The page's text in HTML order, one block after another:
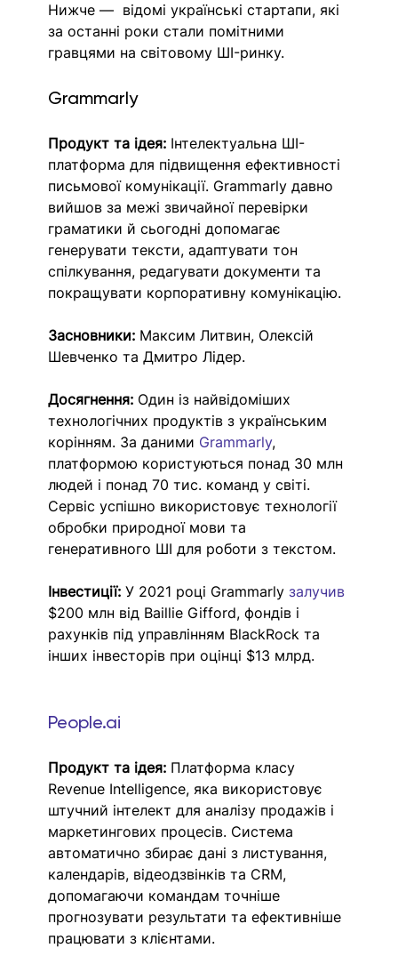
Нижче —  відомі українські стартапи, які
за останні роки стали помітними
гравцями на світовому ШI-ринку.
Grammarly
Продукт та ідея: Інтелектуальна ШI-
платформа для підвищення ефективності
письмової комунікації. Grammarly давно
вийшов за межі звичайної перевірки
граматики й сьогодні допомагає
генерувати тексти, адаптувати тон
спілкування, редагувати документи та
покращувати корпоративну комунікацію.
Засновники: Максим Литвин, Олексій
Шевченко та Дмитро Лідер.
Досягнення: Один із найвідоміших
технологічних продуктів з українським
корінням. За даними Grammarly,
платформою користуються понад 30 млн
людей і понад 70 тис. команд у світі.
Сервіс успішно використовує технології
обробки природної мови та
генеративного ШІ для роботи з текстом.
Інвестиції: У 2021 році Grammarly залучив
$200 млн від Baillie Gifford, фондів і
рахунків під управлінням BlackRock та
інших інвесторів при оцінці $13 млрд.
People.ai
Продукт та ідея: Платформа класу
Revenue Intelligence, яка використовує
штучний інтелект для аналізу продажів і
маркетингових процесів. Система
автоматично збирає дані з листування,
календарів, відеодзвінків та CRM,
допомагаючи командам точніше
прогнозувати результати та ефективніше
працювати з клієнтами.